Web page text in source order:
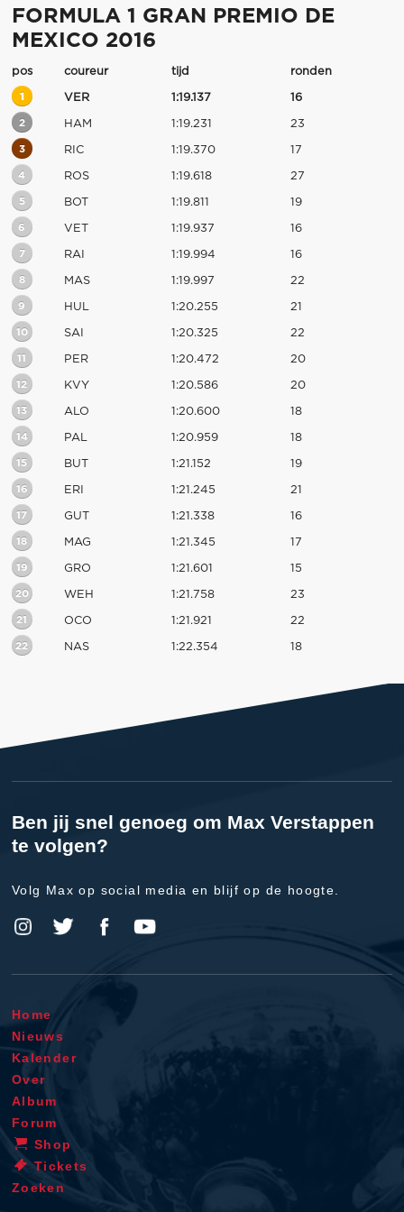
FORMULA 1 GRAN PREMIO DE
MEXICO 2016
pos coureur tijd ronden
1 VER 1:19.137 16
2 HAM 1:19.231 23
3 RIC 1:19.370 17
4 ROS 1:19.618 27
5 BOT 1:19.811 19
6 VET 1:19.937 16
7 RAI 1:19.994 16
8 MAS 1:19.997 22
9 HUL 1:20.255 21
10 SAI 1:20.325 22
11 PER 1:20.472 20
12 KVY 1:20.586 20
13 ALO 1:20.600 18
14 PAL 1:20.959 18
15 BUT 1:21.152 19
16 ERI 1:21.245 21
17 GUT 1:21.338 16
18 MAG 1:21.345 17
19 GRO 1:21.601 15
20 WEH 1:21.758 23
21 OCO 1:21.921 22
22 NAS 1:22.354 18
Ben jij snel genoeg om Max Verstappen
te volgen?
Volg Max op social media en blijf op de hoogte.
Home
Nieuws
Kalender
Over
Album
Forum
Shop
Tickets
Zoeken